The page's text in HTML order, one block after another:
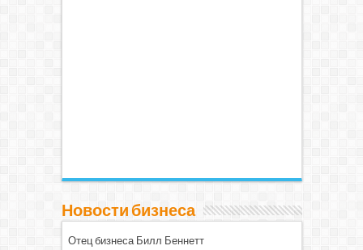
Новости бизнеса
Отец бизнеса Билл Беннетт